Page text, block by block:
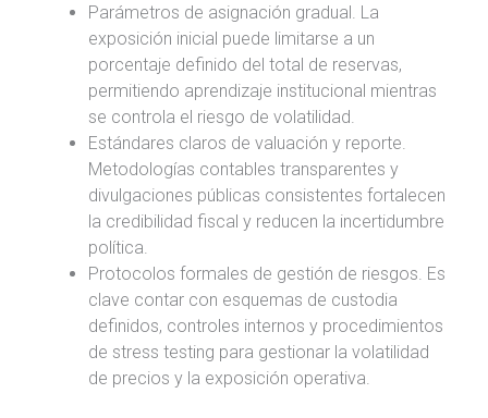
Parámetros de asignación gradual. La
exposición inicial puede limitarse a un
porcentaje definido del total de reservas,
permitiendo aprendizaje institucional mientras
se controla el riesgo de volatilidad.
Estándares claros de valuación y reporte.
Metodologías contables transparentes y
divulgaciones públicas consistentes fortalecen
la credibilidad fiscal y reducen la incertidumbre
política.
Protocolos formales de gestión de riesgos. Es
clave contar con esquemas de custodia
definidos, controles internos y procedimientos
de stress testing para gestionar la volatilidad
de precios y la exposición operativa.